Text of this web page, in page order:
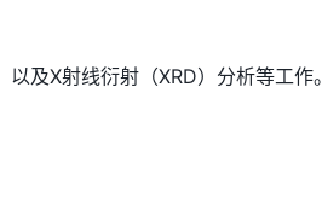
及X射线衍射（XRD）分析等工作。